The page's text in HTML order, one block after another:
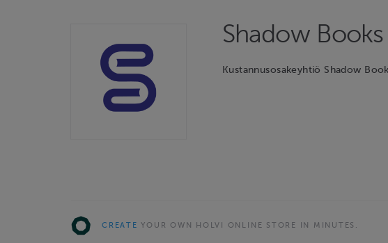
Shadow
Kustannusosakeyhtiö Shadow
CREATE YOUR OWN HOLVI ONLINE STORE IN MINUTES.